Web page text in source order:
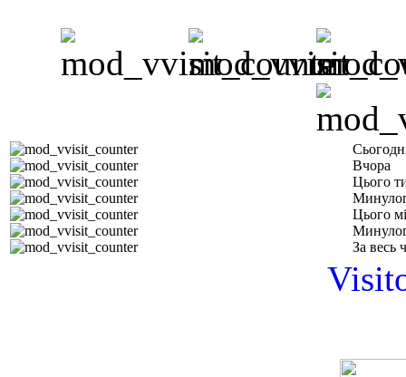
Вчора
Цього
Цього
За весь